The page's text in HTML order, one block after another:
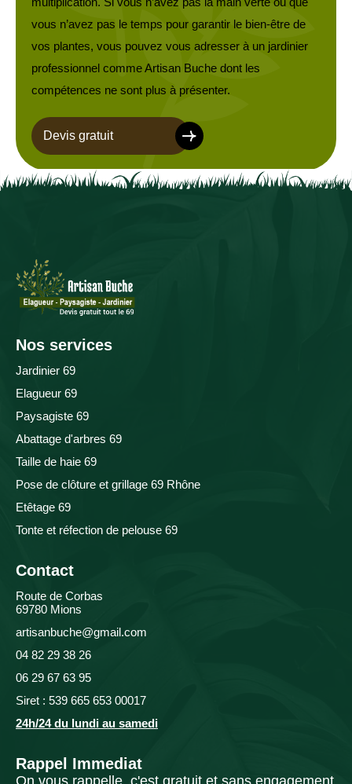
vous n’avez pas le temps pour garantir le bien-être de
vos plantes, vous pouvez vous adresser à un jardinier
professionnel comme Artisan Buche dont les
compétences ne sont plus à présenter.
Devis gratuit
Nos services
Jardinier 69
Elagueur 69
Paysagiste 69
Abattage d'arbres 69
Taille de haie 69
Pose de clôture et grillage 69 Rhône
Etêtage 69
Tonte et réfection de pelouse 69
Contact
Route de Corbas
69780 Mions
artisanbuche@gmail.com
04 82 29 38 26
06 29 67 63 95
Siret : 539 665 653 00017
24h/24 du lundi au samedi
Rappel Immediat
On vous rappelle, c'est gratuit et sans engagement